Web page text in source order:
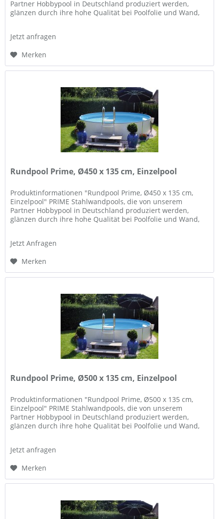
Partner Hobbypool in Deutschland produziert werden,
glänzen durch ihre hohe Qualität bei Poolfolie und Wand,
Jetzt anfragen
Merken
Rundpool Prime, Ø450 x 135 cm, Einzelpool
Produktinformationen "Rundpool Prime, Ø450 x 135 cm,
Einzelpool" PRIME Stahlwandpools, die von unserem
Partner Hobbypool in Deutschland produziert werden,
glänzen durch ihre hohe Qualität bei Poolfolie und Wand,
Jetzt Anfragen
Merken
Rundpool Prime, Ø500 x 135 cm, Einzelpool
Produktinformationen "Rundpool Prime, Ø500 x 135 cm,
Einzelpool" PRIME Stahlwandpools, die von unserem
Partner Hobbypool in Deutschland produziert werden,
glänzen durch ihre hohe Qualität bei Poolfolie und Wand,
Jetzt anfragen
Merken